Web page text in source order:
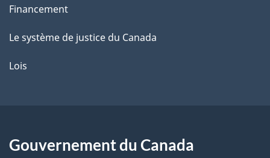
Financement
Le système de justice du Canada
Lois
Gouvernement du Canada